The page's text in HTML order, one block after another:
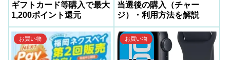
ギフトカード等購入で最大
1,200ポイント還元
当選後の購入（チャー
ジ）・利用方法を解説
お買い物 お買い物